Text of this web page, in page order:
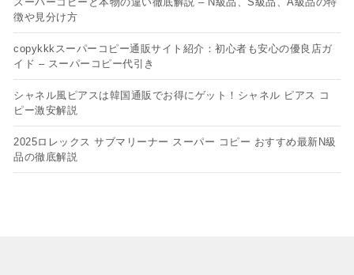
徴や見分け方
copykkkスーパーコピー通販サイト紹介：初心者も安心の優良店ガ
イド – スーパーコピー代引き
シャネル風ピアスは韓国通販でお得にゲット！シャネル ピアス コ
ピー​激安解説
2025ロレックス サブマリーナー スーパー コピー おすすめ最新N級
品の徹底解説